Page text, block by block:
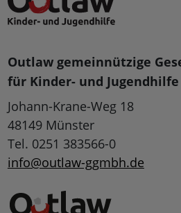
Outlaw gemeinnützige
für Kinder- und Jugendhilfe
Johann-Krane-Weg 18
48149 Münster
Tel. 0251 383566-0
info@outlaw-ggmbh.de